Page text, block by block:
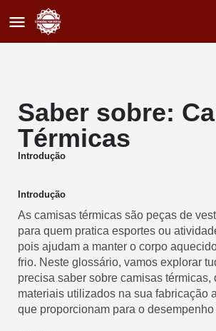
Saber sobre:
Térmicas
Introdução
Introdução
As camisas térmicas são peças de
para quem pratica esportes ou
pois ajudam a manter o corpo
frio. Neste glossário, vamos explorar
precisa saber sobre camisas térmicas,
materiais utilizados na sua fabricação
que proporcionam para o desempenho